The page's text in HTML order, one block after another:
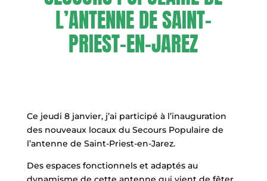
L’ANTENNE DE SAINT-
PRIEST-EN-JAREZ
Ce jeudi 8 janvier, j’ai participé à l’inauguration
des nouveaux locaux du Secours Populaire de
l’antenne de Saint-Priest-en-Jarez.
Des espaces fonctionnels et adaptés au